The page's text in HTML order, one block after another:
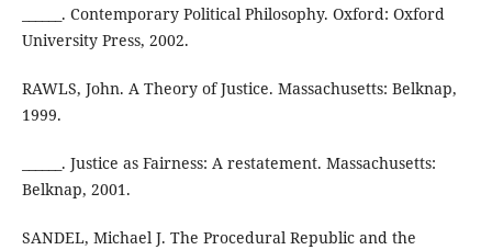
______. Contemporary Political Philosophy. Oxford: Oxford
University Press, 2002.
RAWLS, John. A Theory of Justice. Massachusetts: Belknap,
1999.
______. Justice as Fairness: A restatement. Massachusetts:
Belknap, 2001.
SANDEL, Michael J. The Procedural Republic and the